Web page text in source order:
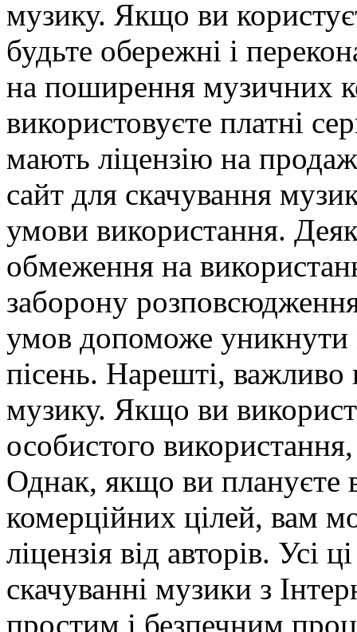
музику. Якщо ви
будьте обережні і
на поширення музичних
використовуєте платні
мають ліцензію на
сайт для скачування
умови використання.
обмеження на
заборону
умов допоможе
пісень. Нарешті, важливо
музику. Якщо ви
особистого
Однак, якщо ви плануєте
комерційних цілей, вам
ліцензія від авторів. Усі
скачуванні музики з
простим і безпечним